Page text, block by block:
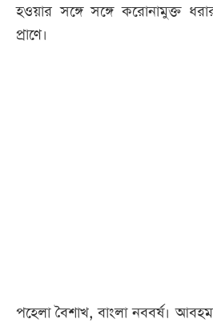
হওয়ার সঙ্গে সঙ্গে করোনামুক্ত
প্রাণে।
পহেলা বৈশাখ, বাংলা নববর্ষ।